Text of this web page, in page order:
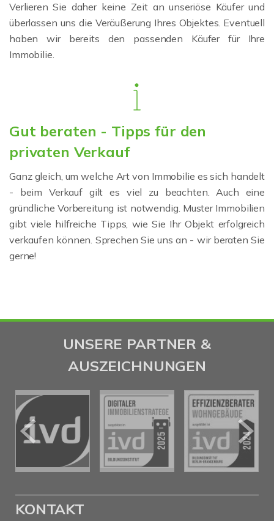
Verlieren Sie daher keine Zeit an unseriöse Käufer und
überlassen uns die Veräußerung Ihres Objektes. Eventuell
haben wir bereits den passenden Käufer für Ihre
Immobilie.
Gut beraten - Tipps für den
privaten Verkauf
Ganz gleich, um welche Art von Immobilie es sich handelt
- beim Verkauf gilt es viel zu beachten. Auch eine
gründliche Vorbereitung ist notwendig. Muster Immobilien
gibt viele hilfreiche Tipps, wie Sie Ihr Objekt erfolgreich
verkaufen können. Sprechen Sie uns an - wir beraten Sie
gerne!
UNSERE PARTNER &
AUSZEICHNUNGEN
KONTAKT